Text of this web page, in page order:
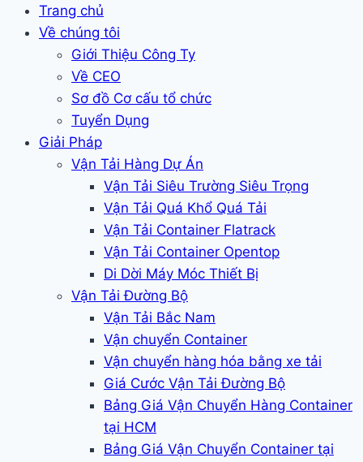
Trang chủ
Về chúng tôi
Giới Thiệu Công Ty
Về CEO
Sơ đồ Cơ cấu tổ chức
Tuyển Dụng
Giải Pháp
Vận Tải Hàng Dự Án
Vận Tải Siêu Trường Siêu Trọng
Vận Tải Quá Khổ Quá Tải
Vận Tải Container Flatrack
Vận Tải Container Opentop
Di Dời Máy Móc Thiết Bị
Vận Tải Đường Bộ
Vận Tải Bắc Nam
Vận chuyển Container
Vận chuyển hàng hóa bằng xe tải
Giá Cước Vận Tải Đường Bộ
Bảng Giá Vận Chuyển Hàng Container
tại HCM
Bảng Giá Vận Chuyển Container tại